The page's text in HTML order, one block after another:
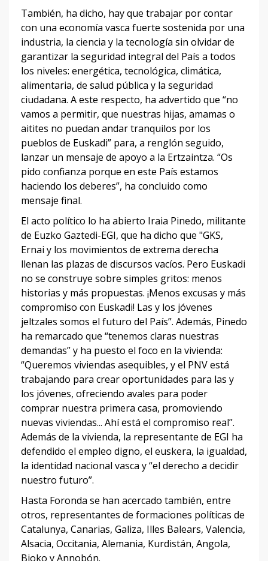
También, ha dicho, hay que trabajar por contar
con una economía vasca fuerte sostenida por una
industria, la ciencia y la tecnología sin olvidar de
garantizar la seguridad integral del País a todos
los niveles: energética, tecnológica, climática,
alimentaria, de salud pública y la seguridad
ciudadana. A este respecto, ha advertido que “no
vamos a permitir, que nuestras hijas, amamas o
aitites no puedan andar tranquilos por los
pueblos de Euskadi” para, a renglón seguido,
lanzar un mensaje de apoyo a la Ertzaintza. “Os
pido confianza porque en este País estamos
haciendo los deberes”, ha concluido como
mensaje final.
El acto político lo ha abierto Iraia Pinedo, militante
de Euzko Gaztedi-EGI, que ha dicho que "GKS,
Ernai y los movimientos de extrema derecha
llenan las plazas de discursos vacíos. Pero Euskadi
no se construye sobre simples gritos: menos
historias y más propuestas. ¡Menos excusas y más
compromiso con Euskadi! Las y los jóvenes
jeltzales somos el futuro del País”. Además, Pinedo
ha remarcado que “tenemos claras nuestras
demandas” y ha puesto el foco en la vivienda:
“Queremos viviendas asequibles, y el PNV está
trabajando para crear oportunidades para las y
los jóvenes, ofreciendo avales para poder
comprar nuestra primera casa, promoviendo
nuevas viviendas... Ahí está el compromiso real”.
Además de la vivienda, la representante de EGI ha
defendido el empleo digno, el euskera, la igualdad,
la identidad nacional vasca y “el derecho a decidir
nuestro futuro”.
Hasta Foronda se han acercado también, entre
otros, representantes de formaciones políticas de
Catalunya, Canarias, Galiza, Illes Balears, Valencia,
Alsacia, Occitania, Alemania, Kurdistán, Angola,
Bioko y Annobón.